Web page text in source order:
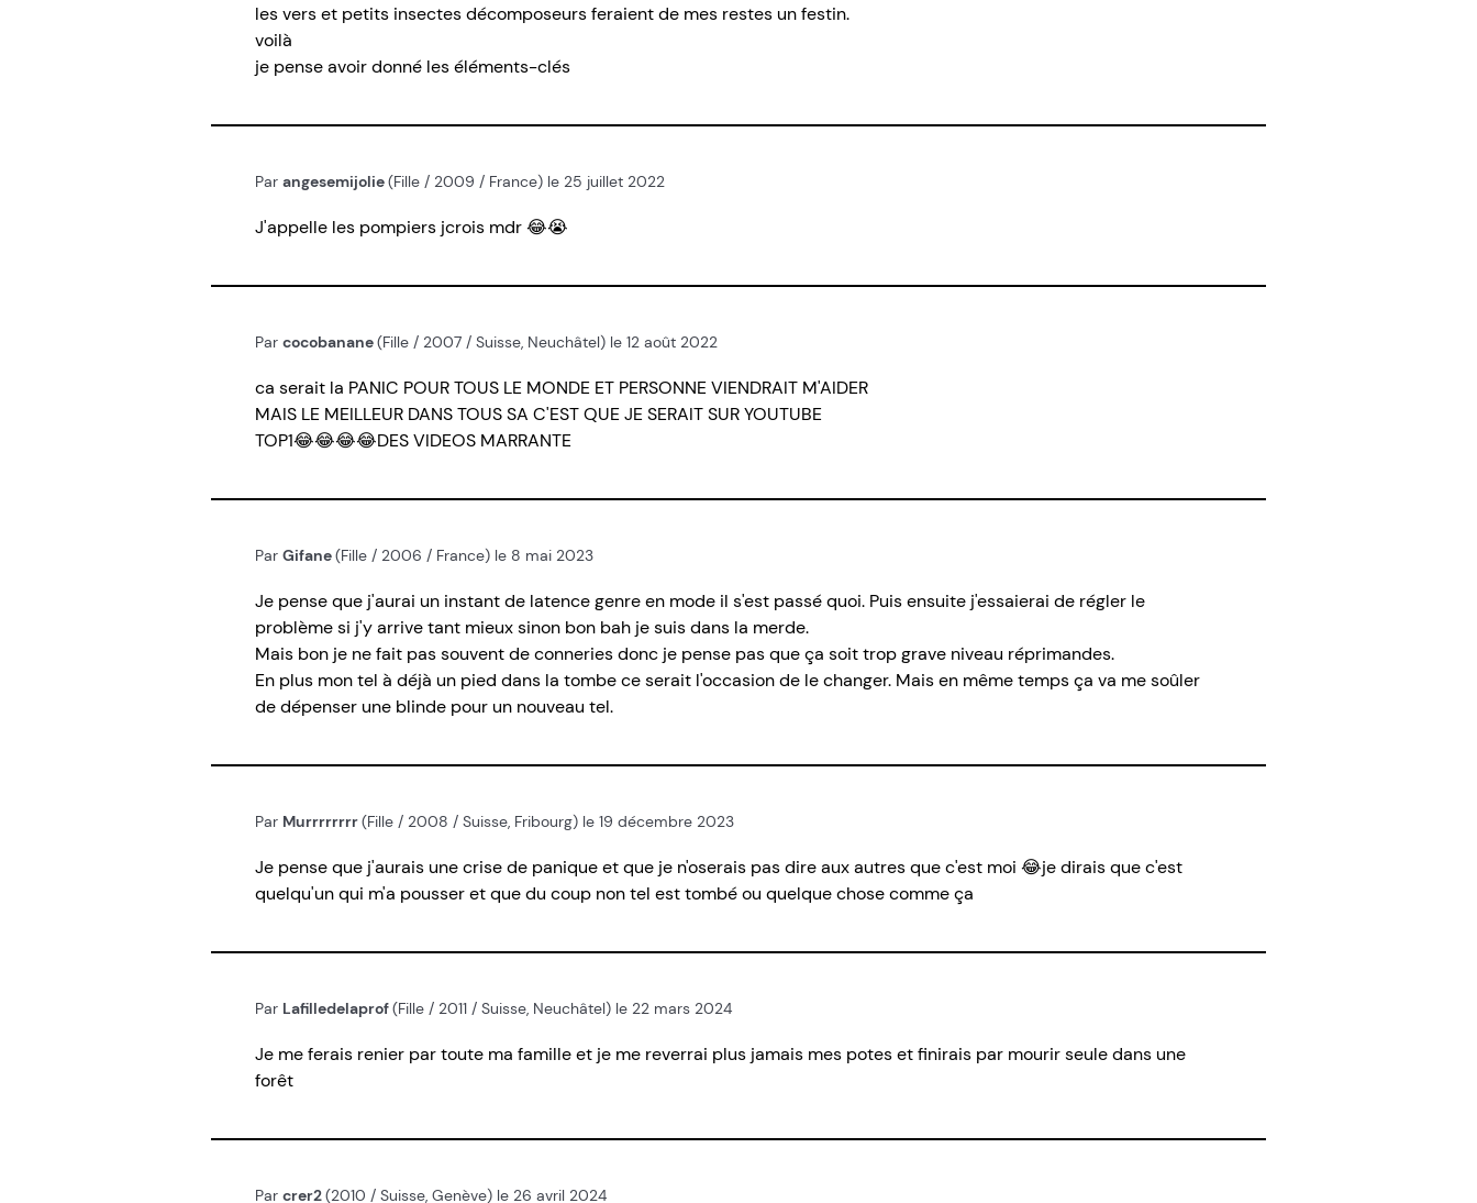
les vers et petits insectes décomposeurs feraient de mes restes un festin.
voilà
je pense avoir donné les éléments-clés
Par angesemijolie(Fille / 2009 / France) le 25 juillet 2022
J'appelle les pompiers jcrois mdr 😂😭
Par cocobanane(Fille / 2007 / Suisse, Neuchâtel) le 12 août 2022
ca serait la PANIC POUR TOUS LE MONDE ET PERSONNE VIENDRAIT M'AIDER
MAIS LE MEILLEUR DANS TOUS SA C'EST QUE JE SERAIT SUR YOUTUBE
TOP1😂😂😂😂DES VIDEOS MARRANTE
Par Gifane(Fille / 2006 / France) le 8 mai 2023
Je pense que j'aurai un instant de latence genre en mode il s'est passé quoi. Puis ensuite j'essaierai de régler le
problème si j'y arrive tant mieux sinon bon bah je suis dans la merde.
Mais bon je ne fait pas souvent de conneries donc je pense pas que ça soit trop grave niveau réprimandes.
En plus mon tel à déjà un pied dans la tombe ce serait l'occasion de le changer. Mais en même temps ça va me soûler
de dépenser une blinde pour un nouveau tel.
Par Murrrrrrrr(Fille / 2008 / Suisse, Fribourg) le 19 décembre 2023
Je pense que j'aurais une crise de panique et que je n'oserais pas dire aux autres que c'est moi 😂je dirais que c'est
quelqu'un qui m'a pousser et que du coup non tel est tombé ou quelque chose comme ça
Par Lafilledelaprof(Fille / 2011 / Suisse, Neuchâtel) le 22 mars 2024
Je me ferais renier par toute ma famille et je me reverrai plus jamais mes potes et finirais par mourir seule dans une
forêt
Par crer2(2010 / Suisse, Genève) le 26 avril 2024